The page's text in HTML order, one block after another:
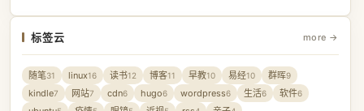
标签云 more →
随笔31 linux16 读书12 博客11 早教10 易经10 群晖9
kindle7 网站7 cdn6 hugo6 wordpress6 生活6 软件6